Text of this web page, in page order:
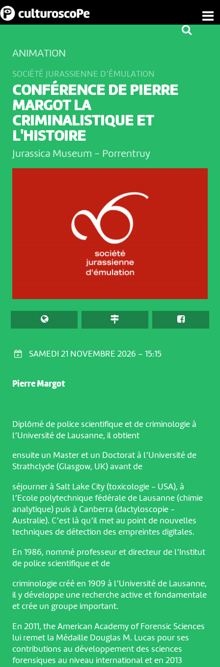
SAMEDI 21 NOVEMBRE 2026 – 15:15
ANIMATION
SOCIÉTÉ JURASSIENNE D’ÉMULATION
CONFÉRENCE DE PIERRE
MARGOT LA
CRIMINALISTIQUE ET
L'HISTOIRE
Jurassica Museum - Porrentruy
Pierre Margot
Diplômé de police scientifique et de criminologie à
l’Université de Lausanne, il obtient
ensuite un Master et un Doctorat à l’Université de
Strathclyde (Glasgow, UK) avant de
séjourner à Salt Lake City (toxicologie - USA), à
l’Ecole polytechnique fédérale de Lausanne (chimie
analytique) puis à Canberra (dactyloscopie -
Australie). C’est là qu’il met au point de nouvelles
techniques de détection des empreintes digitales.
En 1986, nommé professeur et directeur de l’Institut
de police scientifique et de
criminologie créé en 1909 à l’Université de Lausanne,
il y développe une recherche active et fondamentale
et crée un groupe important.
En 2011, the American Academy of Forensic Sciences
lui remet la Médaille Douglas M. Lucas pour ses
contributions au développement des sciences
forensiques au niveau international et en 2013